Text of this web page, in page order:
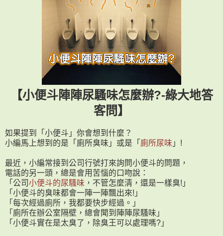
【小便斗陣陣尿騷味怎麼辦?-綠大地答
客問】
如果提到「小便斗」你會想到什麼？
小編馬上想到的是「廁所臭味」或是「 廁所尿味 」!
最近，小編常接到公司行號打來詢問小便斗的問題，
電話的另一頭，總是會用苦惱的口吻說：
「公司 小便斗的尿騷味 ，不管怎麼清，還是一樣臭!」
「小便斗的臭味都會一陣一陣飄出來!」
「每次經過廁所，我都要快步經過。」
「廁所在辦公室隔壁，總會聞到陣陣尿騷味」
「小便斗實在是太臭了，除臭王可以處理嗎?」